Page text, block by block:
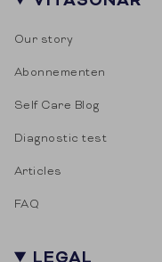
Our story
Abonnementen
Self Care Blog
Diagnostic test
Articles
FAQ
LEGAL